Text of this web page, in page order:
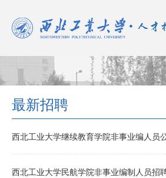
最新招聘
西北工业大学继续教育学院非事业编人员
事
西北工业大学民航学院非事业编制人员招